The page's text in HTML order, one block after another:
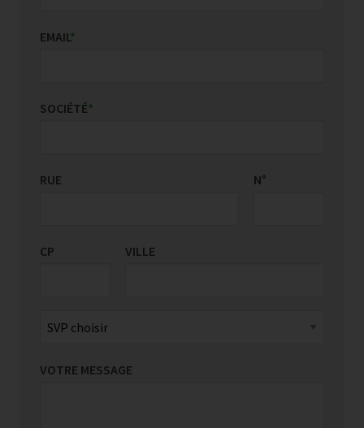
EMAIL*
SOCIÉTÉ*
RUE N°
CP VILLE
PAYS/RÉGION
VOTRE MESSAGE